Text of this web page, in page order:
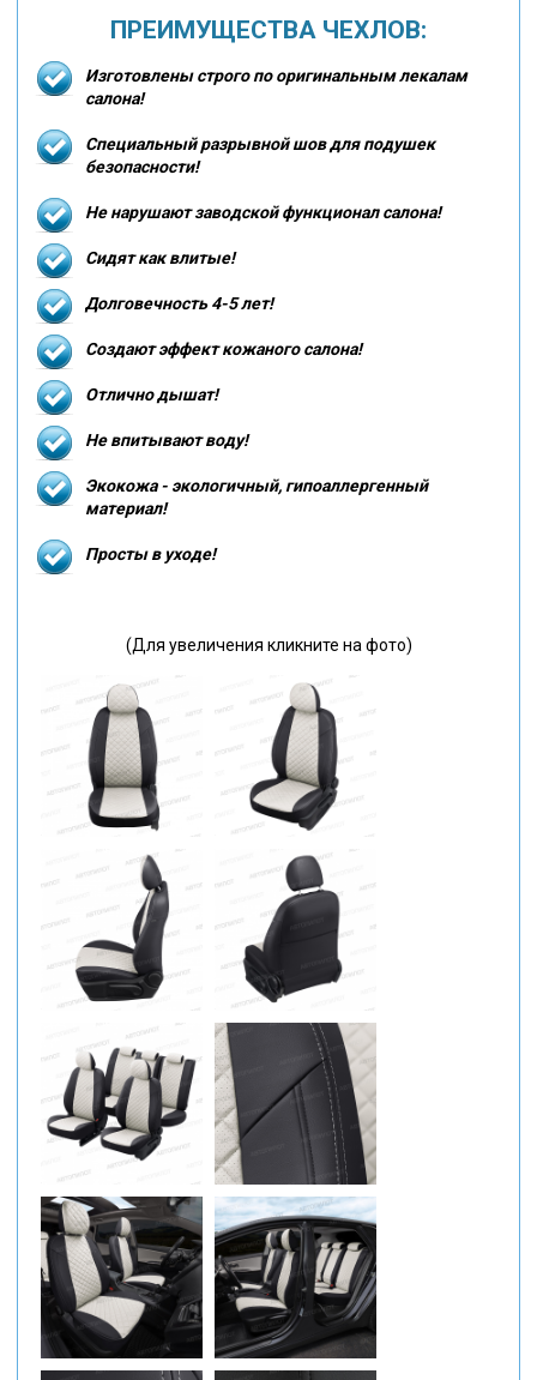
ПРЕИМУЩЕСТВА ЧЕХЛОВ:
Изготовлены строго по оригинальным лекалам
салона!
Специальный разрывной шов для подушек
безопасности!
Не нарушают заводской функционал салона!
Сидят как влитые!
Долговечность 4-5 лет!
Создают эффект кожаного салона!
Отлично дышат!
Не впитывают воду!
Экокожа - экологичный, гипоаллергенный
материал!
Просты в уходе!
(Для увеличения кликните на фото)